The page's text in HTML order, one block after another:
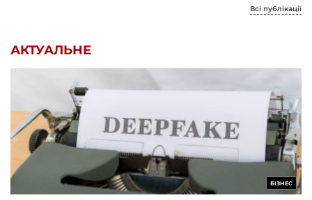
Всі публікації
АКТУАЛЬНЕ
БІЗНЕС